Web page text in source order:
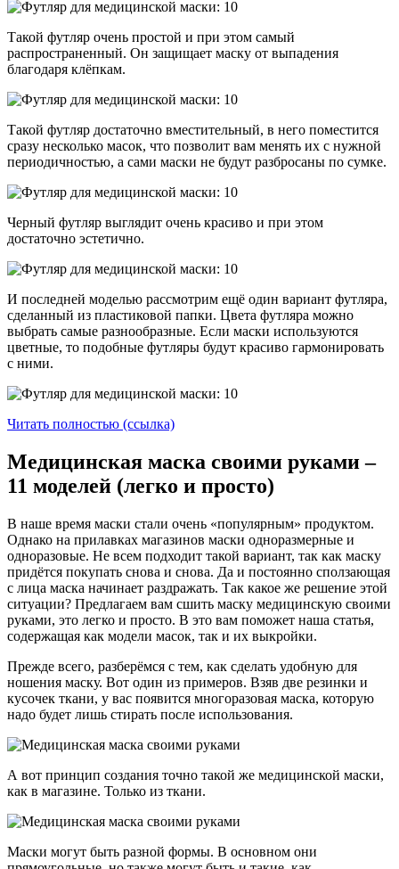
Такой футляр очень простой и при этом самый
распространенный. Он защищает маску от выпадения
благодаря клёпкам.
Такой футляр достаточно вместительный, в него поместится
сразу несколько масок, что позволит вам менять их с нужной
периодичностью, а сами маски не будут разбросаны по сумке.
Черный футляр выглядит очень красиво и при этом
достаточно эстетично.
И последней моделью рассмотрим ещё один вариант футляра,
сделанный из пластиковой папки. Цвета футляра можно
выбрать самые разнообразные. Если маски используются
цветные, то подобные футляры будут красиво гармонировать
с ними.
Читать полностью (ссылка)
Медицинская маска своими руками –
11 моделей (легко и просто)
В наше время маски стали очень «популярным» продуктом.
Однако на прилавках магазинов маски одноразмерные и
одноразовые. Не всем подходит такой вариант, так как маску
придётся покупать снова и снова. Да и постоянно сползающая
с лица маска начинает раздражать. Так какое же решение этой
ситуации? Предлагаем вам сшить маску медицинскую своими
руками, это легко и просто. В это вам поможет наша статья,
содержащая как модели масок, так и их выкройки.
Прежде всего, разберёмся с тем, как сделать удобную для
ношения маску. Вот один из примеров. Взяв две резинки и
кусочек ткани, у вас появится многоразовая маска, которую
надо будет лишь стирать после использования.
А вот принцип создания точно такой же медицинской маски,
как в магазине. Только из ткани.
Маски могут быть разной формы. В основном они